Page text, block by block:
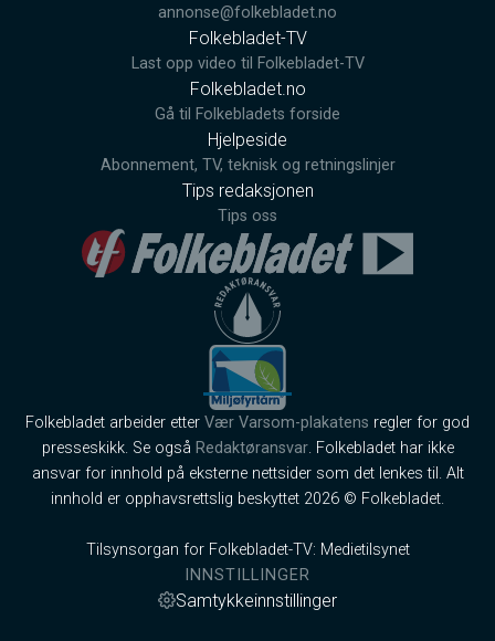
annonse@folkebladet.no
Folkebladet-TV
Last opp video til Folkebladet-TV
Folkebladet.no
Gå til Folkebladets forside
Hjelpeside
Abonnement, TV, teknisk og retningslinjer
Tips redaksjonen
Tips oss
Folkebladet arbeider etter Vær Varsom-plakatens regler for god
presseskikk. Se også Redaktøransvar. Folkebladet har ikke
ansvar for innhold på eksterne nettsider som det lenkes til. Alt
innhold er opphavsrettslig beskyttet 2026 © Folkebladet.
Tilsynsorgan for Folkebladet-TV: Medietilsynet
INNSTILLINGER
Samtykkeinnstillinger